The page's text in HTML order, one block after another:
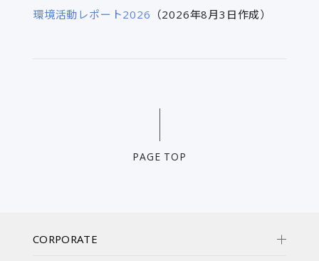
環境活動レポート2026 （2026年8月3日作成）
PAGE TOP
CORPORATE